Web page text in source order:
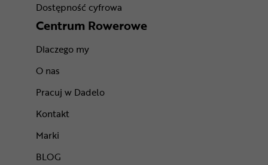
Dostępność cyfrowa
Centrum Rowerowe
Dlaczego my
O nas
Pracuj w Dadelo
Kontakt
Marki
BLOG